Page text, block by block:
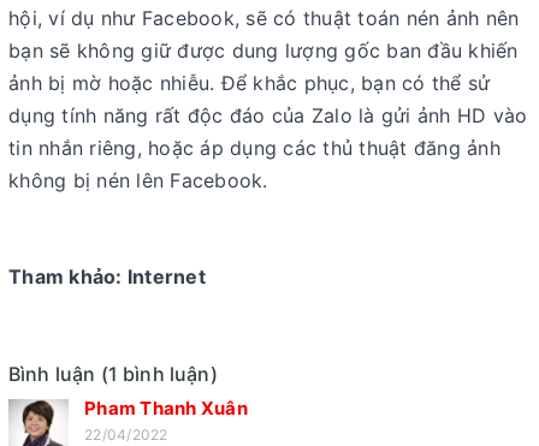
hội, ví dụ như Facebook, sẽ có thuật toán nén ảnh nên
bạn sẽ không giữ được dung lượng gốc ban đầu khiến
ảnh bị mờ hoặc nhiễu. Để khắc phục, bạn có thể sử
dụng tính năng rất độc đáo của Zalo là gửi ảnh HD vào
tin nhắn riêng, hoặc áp dụng các thủ thuật đăng ảnh
không bị nén lên Facebook.
Tham khảo: Internet
Bình luận (1 bình luận)
Pham Thanh Xuân
22/04/2022